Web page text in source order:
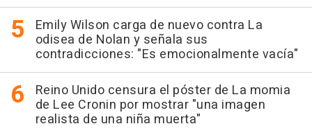
Emily Wilson carga de nuevo contra La
odisea de Nolan y señala sus
contradicciones: "Es emocionalmente vacía"
Reino Unido censura el póster de La momia
de Lee Cronin por mostrar "una imagen
realista de una niña muerta"